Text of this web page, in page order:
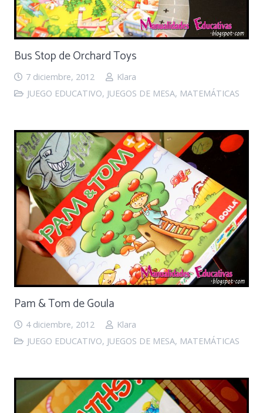
Bus Stop de Orchard Toys
7 diciembre, 2012
Klara
JUEGO EDUCATIVO, JUEGOS DE MESA, MATEMÁTICAS
Pam & Tom de Goula
4 diciembre, 2012
Klara
JUEGO EDUCATIVO, JUEGOS DE MESA, MATEMÁTICAS